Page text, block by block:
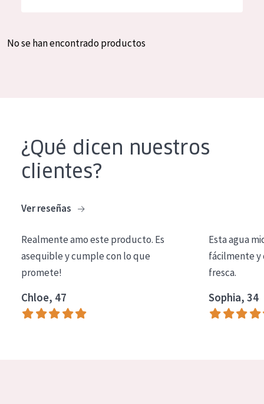
Crema de día
Crema de noche
Limpieza
COLECCIÓN
Essentials
Lift+
Spanish
No se han encontrado productos
¿Qué dicen nuestros
clientes?
Ver reseñas
Realmente amo este producto. Es
asequible y cumple con lo que
promete!
Chloe, 47
Esta agua
fácilmente y
fresca.
Sophia, 34